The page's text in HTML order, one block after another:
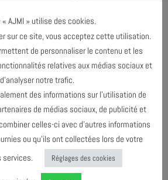
février 2024
Baillard
:Nicolas Baillard
:Didier Mazellier – Bon Caillou
« AJMI » utilise des cookies.
sur ce site, vous acceptez cette utilisation.
de personnaliser le contenu et les
relatives aux médias sociaux et
d’analyser notre trafic.
des informations sur l’utilisation de
de médias sociaux, de publicité et
celles-ci avec d’autres informations
ou qu’ils ont collectées lors de votre
services.
Réglages des cookies